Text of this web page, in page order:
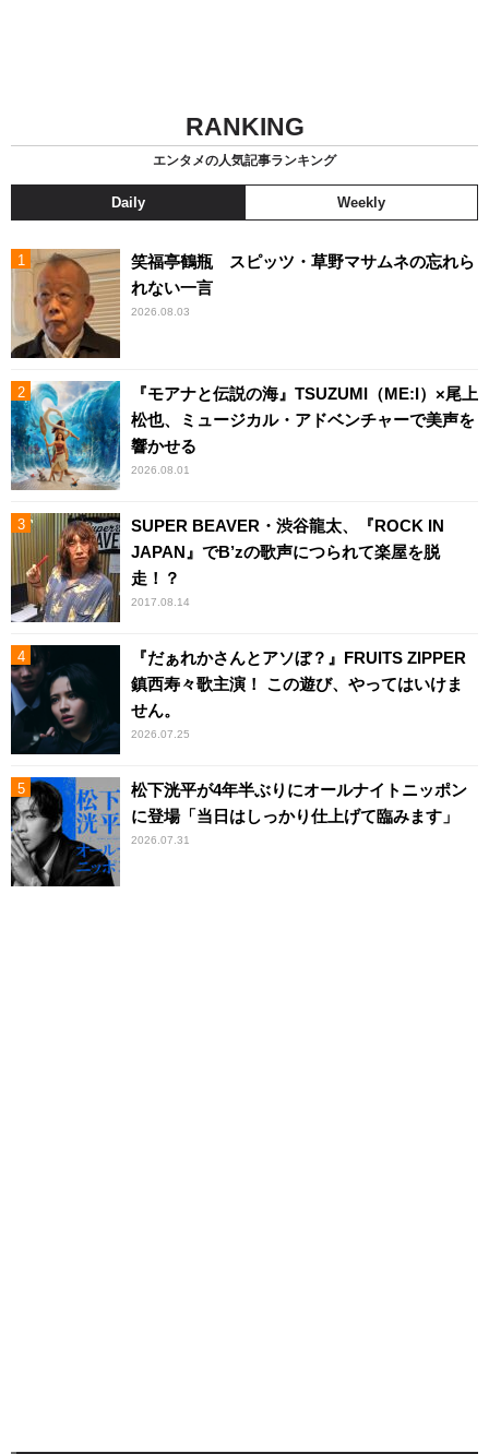
RANKING
エンタメの人気記事ランキング
Daily Weekly
笑福亭鶴瓶 スピッツ・草野マサムネの忘れら
れない一言
2026.08.03
『モアナと伝説の海』TSUZUMI（ME:I）×尾上
松也、ミュージカル・アドベンチャーで美声を
響かせる
2026.08.01
SUPER BEAVER・渋谷龍太、『ROCK IN
JAPAN』でB’zの歌声につられて楽屋を脱
走！？
2017.08.14
『だぁれかさんとアソぼ？』FRUITS ZIPPER
鎮西寿々歌主演！ この遊び、やってはいけま
せん。
2026.07.25
松下洸平が4年半ぶりにオールナイトニッポン
に登場「当日はしっかり仕上げて臨みます」
2026.07.31